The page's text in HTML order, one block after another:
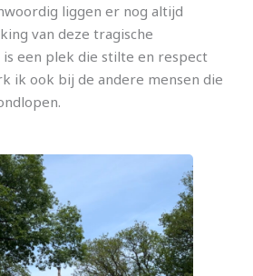
liggen er nog altijd
van deze tragische
een plek die stilte en respect
ik ook bij de andere mensen die